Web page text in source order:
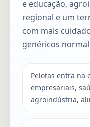
e educação,
regional e um
com mais
genéricos
Pelotas entra na
empresariais,
agroindústria,